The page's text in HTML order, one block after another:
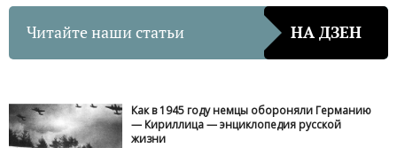
Читайте наши статьи НА ДЗЕН
Как в 1945 году немцы обороняли Германию
— Кириллица — энциклопедия русской
жизни